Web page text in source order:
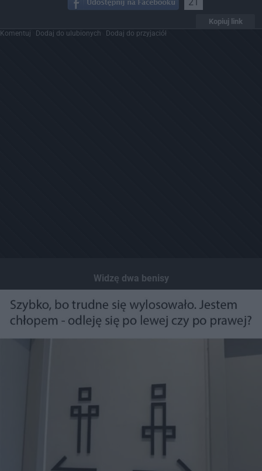
Kopiuj link
Komentuj Dodaj do ulubionych Dodaj do przyjaciół
Widzę dwa benisy